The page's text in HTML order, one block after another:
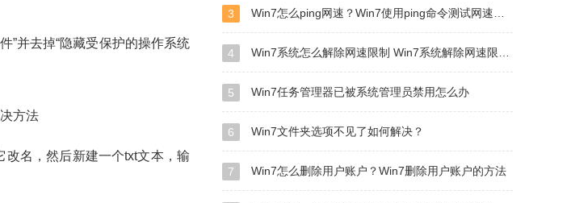
并去掉“隐藏受保护的操作系统
名，然后新建一个txt文本，输
3 Win7怎么ping网速？Win7使用ping命令测试网速的方法
4 Win7系统怎么解除网速限制 Win7系统解除网速限制方法
5 Win7任务管理器已被系统管理员禁用怎么办
6 Win7文件夹选项不见了如何解决？
7 Win7怎么删除用户账户？Win7删除用户账户的方法